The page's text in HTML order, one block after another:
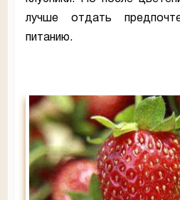
лучше отдать
питанию.